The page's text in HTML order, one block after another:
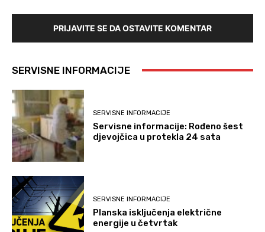
PRIJAVITE SE DA OSTAVITE KOMENTAR
SERVISNE INFORMACIJE
SERVISNE INFORMACIJE
Servisne informacije: Rođeno šest
djevojčica u protekla 24 sata
SERVISNE INFORMACIJE
Planska isključenja električne
energije u četvrtak